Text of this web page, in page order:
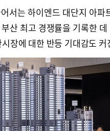
서는 하이엔드 대단지 아파
산 최고 경쟁률을 기록한
장에 대한 반등 기대감도 커